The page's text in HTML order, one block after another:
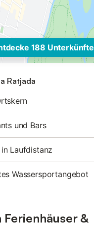
188 Unterkünfte
Ratjada
und Bars
Laufdistanz
Wassersportangebot
Ferienhäuser &